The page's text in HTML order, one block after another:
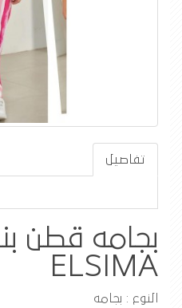
تفاصيل
بجامه قطن
ELSIMA
النوع : بجامه